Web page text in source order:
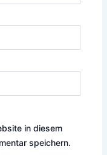
in diesem
speichern.